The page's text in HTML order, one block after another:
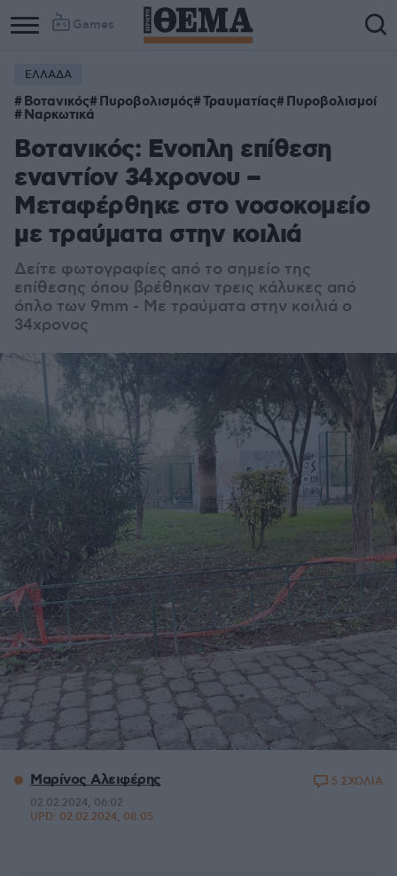
Games
ΕΛΛΑΔΑ
Βοτανικός Πυροβολισμός Τραυματίας Πυροβολισμοί
Ναρκωτικά
Βοτανικός: Ενοπλη επίθεση
εναντίον 34χρονου –
Μεταφέρθηκε στο νοσοκομείο
με τραύματα στην κοιλιά
Δείτε φωτογραφίες από το σημείο της
επίθεσης όπου βρέθηκαν τρεις κάλυκες από
όπλο των 9mm - Με τραύματα στην κοιλιά ο
34χρονος
Μαρίνος Αλειφέρης
02.02.2024, 06:02
UPD: 02.02.2024, 08:05
5 ΣΧΟΛΙΑ